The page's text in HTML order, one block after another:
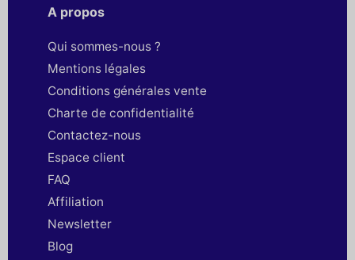
A propos
Qui sommes-nous ?
Mentions légales
Conditions générales vente
Charte de confidentialité
Contactez-nous
Espace client
FAQ
Affiliation
Newsletter
Blog